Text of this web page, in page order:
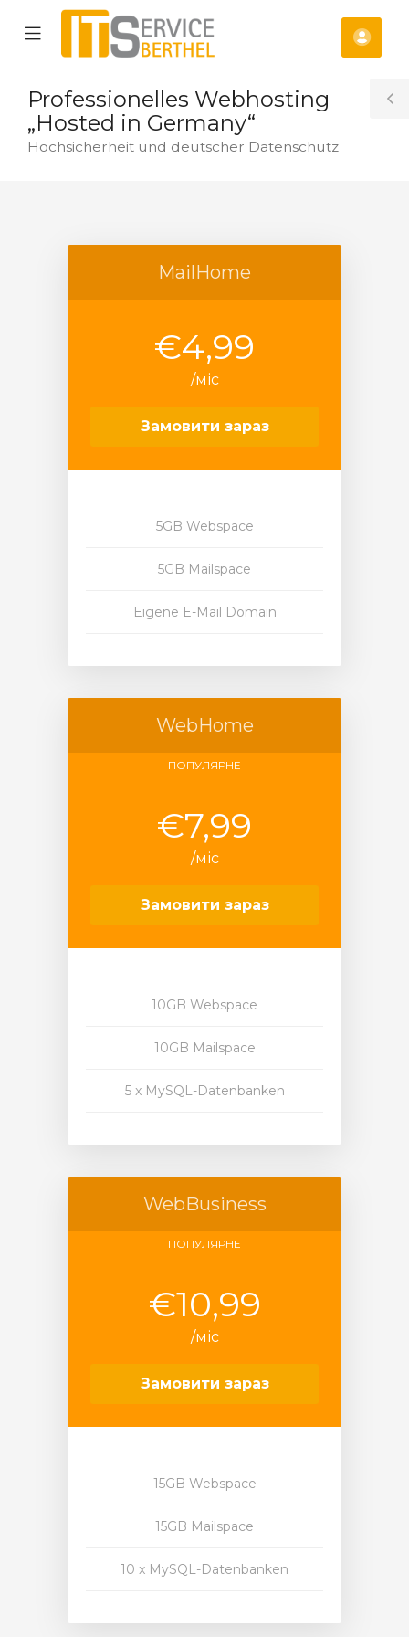
Mobile
Professionelles Webhosting
„Hosted in Germany“
Hochsicherheit und deutscher Datenschutz
MailHome
€4,99
/міс
Замовити зараз
5GB Webspace
5GB Mailspace
Eigene E-Mail Domain
WebHome
ПОПУЛЯРНЕ
€7,99
/міс
Замовити зараз
10GB Webspace
10GB Mailspace
5 x MySQL-Datenbanken
WebBusiness
ПОПУЛЯРНЕ
€10,99
/міс
Замовити зараз
15GB Webspace
15GB Mailspace
10 x MySQL-Datenbanken